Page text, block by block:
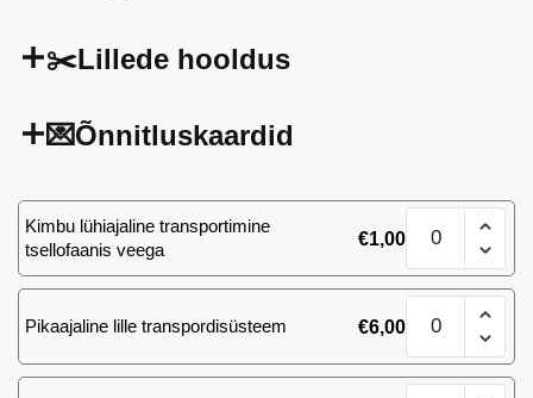
✂️Lillede hooldus
💌Õnnitluskaardid
Kimbu lühiajaline transportimine
tsellofaanis veega
€1,00 101
valget
roosi
cm
kogus
Pikaajaline lille transpordisüsteem €6,00 101
valget
roosi